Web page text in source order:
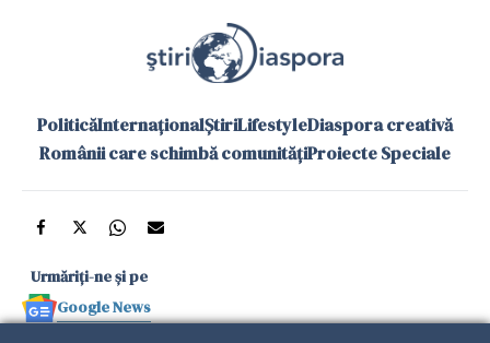
PoliticăInternaționalȘtiriLifestyleDiaspora creativă
Românii care schimbă comunitățiProiecte Speciale
Urmăriți-ne și pe
Google News